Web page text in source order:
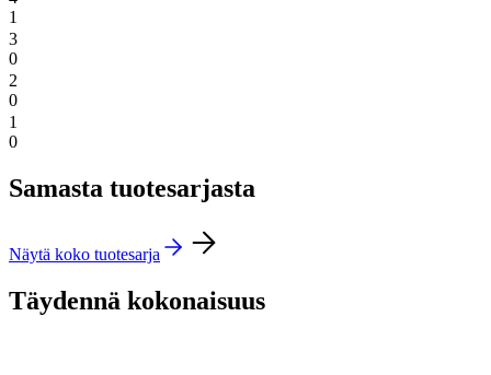
1
3
0
2
0
1
0
Samasta tuotesarjasta
Näytä koko tuotesarja
Täydennä kokonaisuus